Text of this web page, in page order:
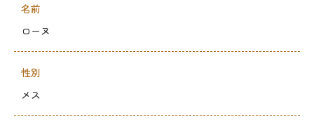
名前
ローヌ
性別
メス